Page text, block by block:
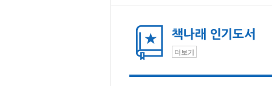
메인컨텐츠
더보기